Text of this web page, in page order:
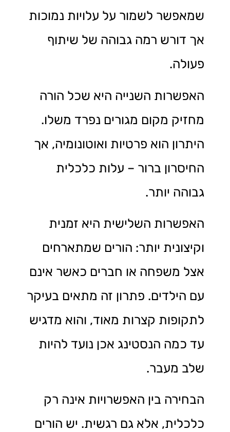
שמאפשר לשמור על עלויות נמוכות
אך דורש רמה גבוהה של שיתוף
פעולה.
האפשרות השנייה היא שכל הורה
מחזיק מקום מגורים נפרד משלו.
היתרון הוא פרטיות ואוטונומיה, אך
החיסרון ברור – עלות כלכלית
גבוהה יותר.
האפשרות השלישית היא זמנית
וקיצונית יותר: הורים שמתארחים
אצל משפחה או חברים כאשר אינם
עם הילדים. פתרון זה מתאים בעיקר
לתקופות קצרות מאוד, והוא מדגיש
עד כמה הנסטינג אכן נועד להיות
שלב מעבר.
הבחירה בין האפשרויות אינה רק
כלכלית, אלא גם רגשית. יש הורים